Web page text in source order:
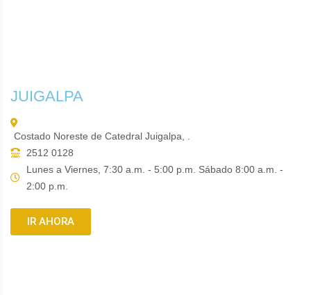
JUIGALPA
Costado Noreste de Catedral Juigalpa, .
2512 0128
Lunes a Viernes, 7:30 a.m. - 5:00 p.m. Sábado 8:00 a.m. -
2:00 p.m.
IR AHORA